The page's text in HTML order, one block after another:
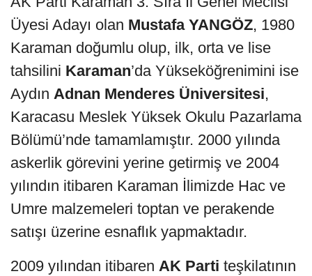
Üyesi Adayı olan Mustafa YANGÖZ, 1980
Karaman doğumlu olup, ilk, orta ve lise
tahsilini Karaman’da Yükseköğrenimini ise
Aydın Adnan Menderes Üniversitesi,
Karacasu Meslek Yüksek Okulu Pazarlama
Bölümü’nde tamamlamıştır. 2000 yılında
askerlik görevini yerine getirmiş ve 2004
yılındın itibaren Karaman İlimizde Hac ve
Umre malzemeleri toptan ve perakende
satışı üzerine esnaflık yapmaktadır.
2009 yılından itibaren AK Parti teşkilatının